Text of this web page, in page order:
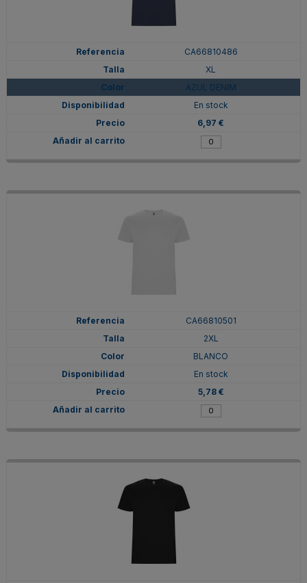
CA66810486
XL
AZUL DENIM
En stock
6,97 €
CA66810501
2XL
BLANCO
En stock
5,78 €